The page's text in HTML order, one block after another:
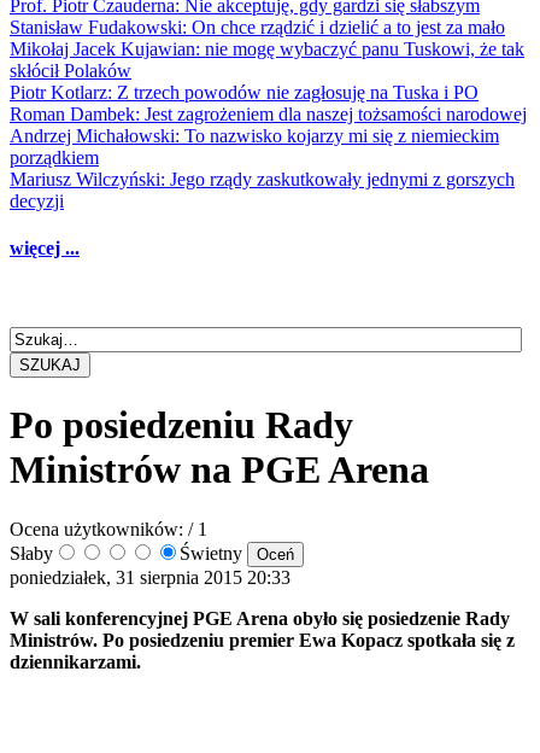
Prof. Piotr Czauderna: Nie akceptuję, gdy gardzi się słabszym
Stanisław Fudakowski: On chce rządzić i dzielić a to jest za mało
Mikołaj Jacek Kujawian: nie mogę wybaczyć panu Tuskowi, że tak
skłócił Polaków
Piotr Kotlarz: Z trzech powodów nie zagłosuję na Tuska i PO
Roman Dambek: Jest zagrożeniem dla naszej tożsamości narodowej
Andrzej Michałowski: To nazwisko kojarzy mi się z niemieckim
porządkiem
Mariusz Wilczyński: Jego rządy zaskutkowały jednymi z gorszych
decyzji
więcej ...
SZUKAJ
Po posiedzeniu Rady
Ministrów na PGE Arena
Ocena użytkowników: / 1
Słaby
Świetny
poniedziałek, 31 sierpnia 2015 20:33
W sali konferencyjnej PGE Arena obyło się posiedzenie Rady
Ministrów. Po posiedzeniu premier Ewa Kopacz spotkała się z
dziennikarzami.